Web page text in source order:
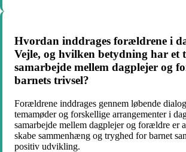
Hvordan inddrages forældrene i
Vejle, og hvilken betydning har et
samarbejde mellem dagplejer og
barnets trivsel?
Forældrene inddrages gennem løbende
temamøder og forskellige arrangementer i
samarbejde mellem dagplejer og forældre er
skabe sammenhæng og tryghed for barnet
positiv udvikling.